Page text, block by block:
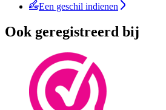
Een geschil indienen
Ook geregistreerd bij